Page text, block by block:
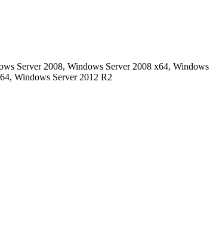
Server 2008, Windows Server 2008 x64, Windows
Windows Server 2012 R2